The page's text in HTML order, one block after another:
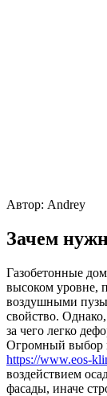
Автор: Andrey
Зачем
Газобетонные
высоком уровне,
воздушными
свойство. Однако,
за чего легко
Огромный выбор
https://www.eos-
воздействием
фасады, иначе